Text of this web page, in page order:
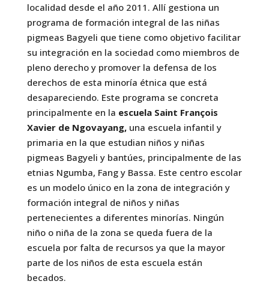
localidad desde el año 2011. Allí gestiona un
programa de formación integral de las niñas
pigmeas Bagyeli que tiene como objetivo facilitar
su integración en la sociedad como miembros de
pleno derecho y promover la defensa de los
derechos de esta minoría étnica que está
desapareciendo. Este programa se concreta
principalmente en la escuela Saint François
Xavier de Ngovayang,una escuela infantil y
primaria en la que estudian niños y niñas
pigmeas Bagyeli y bantúes, principalmente de las
etnias Ngumba, Fang y Bassa. Este centro escolar
es un modelo único en la zona de integración y
formación integral de niños y niñas
pertenecientes a diferentes minorías. Ningún
niño o niña de la zona se queda fuera de la
escuela por falta de recursos ya que la mayor
parte de los niños de esta escuela están
becados.